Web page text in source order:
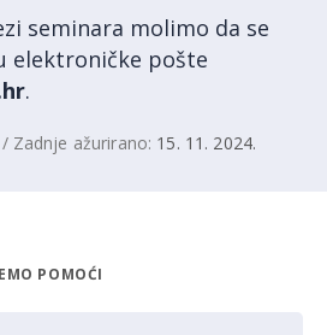
seminara molimo da se
elektroničke pošte
.
/ Zadnje ažurirano: 15. 11. 2024.
POMOĆI